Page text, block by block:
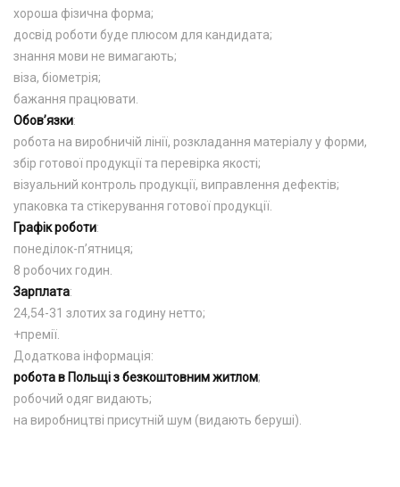
хороша фізична форма;
досвід роботи буде плюсом для кандидата;
знання мови не вимагають;
віза, біометрія;
бажання працювати.
Обов’язки:
робота на виробничій лінії, розкладання матеріалу у форми,
збір готової продукції та перевірка якості;
візуальний контроль продукції, виправлення дефектів;
упаковка та стікерування готової продукції.
Графік роботи:
понеділок-п’ятниця;
8 робочих годин.
Зарплата:
24,54-31 злотих за годину нетто;
+премії.
Додаткова інформація:
робота в Польщі з безкоштовним житлом;
робочий одяг видають;
на виробництві присутній шум (видають беруші).